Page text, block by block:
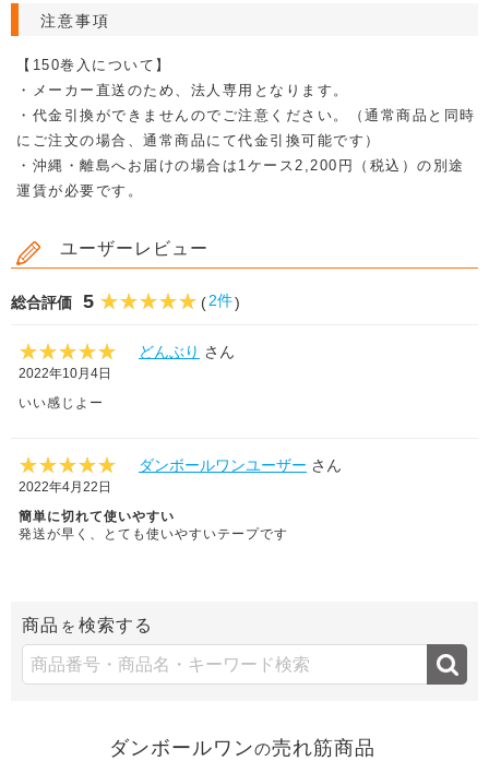
注意事項
【150巻入について】
・メーカー直送のため、法人専用となります。
・代金引換ができませんのでご注意ください。（通常商品と同時
にご注文の場合、通常商品にて代金引換可能です）
・沖縄・離島へお届けの場合は1ケース2,200円（税込）の別途
運賃が必要です。
ユーザーレビュー
総合評価 5 (2件)
どんぶり さん
2022年10月4日
いい感じよー
ダンボールワンユーザー さん
2022年4月22日
簡単に切れて使いやすい
発送が早く、とても使いやすいテープです
商品 を 検索する
ダンボールワンの売れ筋商品